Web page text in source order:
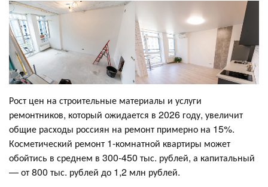
Рост цен на строительные материалы и услуги
ремонтников, который ожидается в 2026 году, увеличит
общие расходы россиян на ремонт примерно на 15%.
Косметический ремонт 1-комнатной квартиры может
обойтись в среднем в 300-450 тыс. рублей, а капитальный
— от 800 тыс. рублей до 1,2 млн рублей.